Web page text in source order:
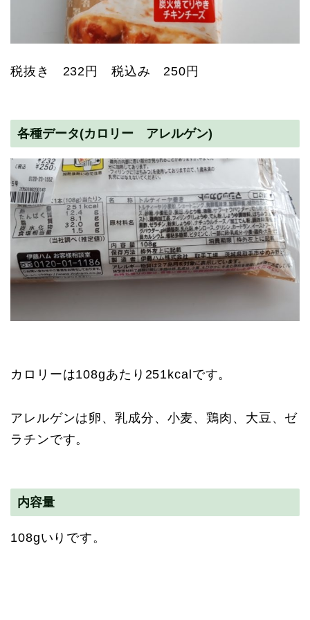
税抜き 232円 税込み 250円
各種データ(カロリー アレルゲン)
カロリーは108gあたり251kcalです。
アレルゲンは卵、乳成分、小麦、鶏肉、大豆、ゼ
ラチンです。
内容量
108gいりです。